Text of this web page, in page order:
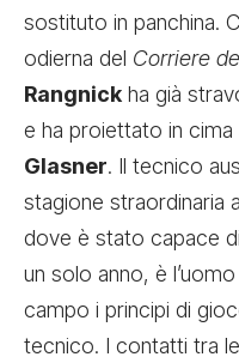
sostituto in panchina.
odierna del Corriere
Rangnick ha già
e ha proiettato in cima
Glasner. Il tecnico
stagione straordinaria
dove è stato capace
un solo anno, è
campo i principi di
tecnico. I contatti tra